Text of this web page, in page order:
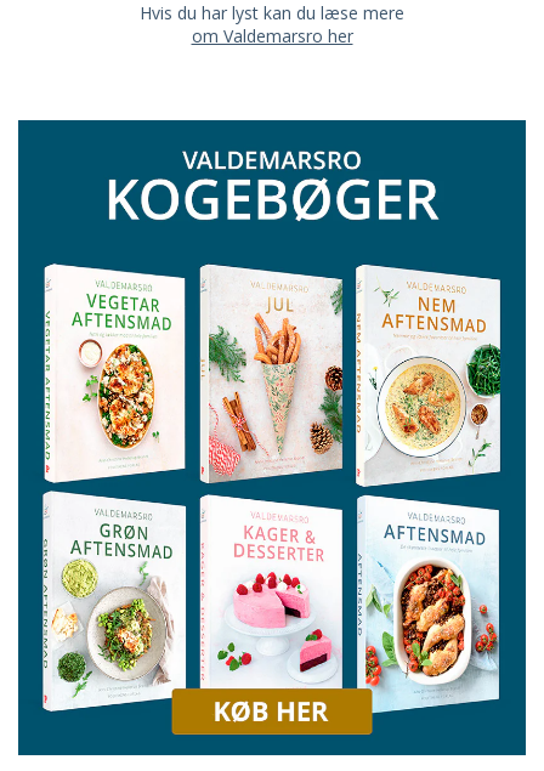
Hvis du har lyst kan du læse mere
om Valdemarsro her